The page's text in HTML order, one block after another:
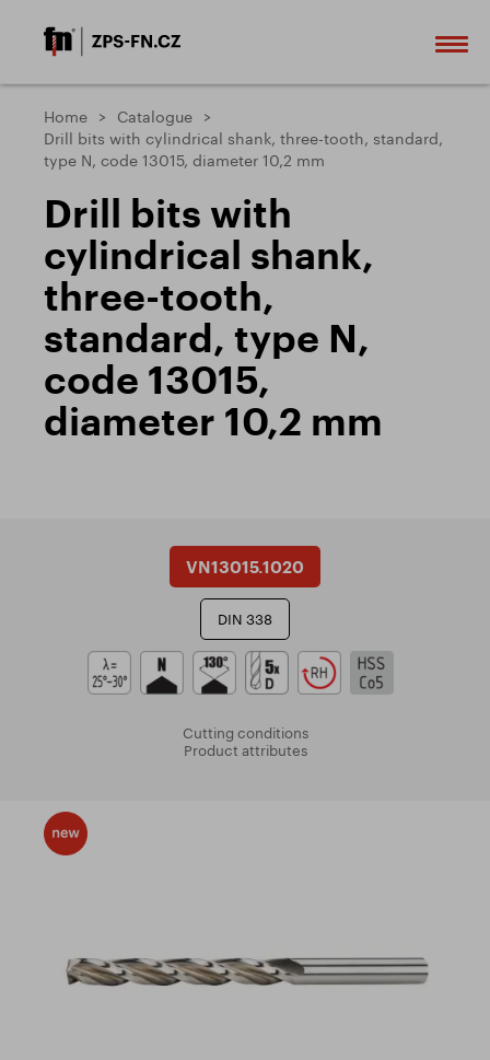
Home
Catalogue
Drill bits with cylindrical shank, three-tooth, standard,
type N, code 13015, diameter 10,2 mm
Drill bits with
cylindrical shank,
three-tooth,
standard, type N,
code 13015,
diameter 10,2 mm
VN13015.1020
DIN 338
Cutting conditions
Product attributes